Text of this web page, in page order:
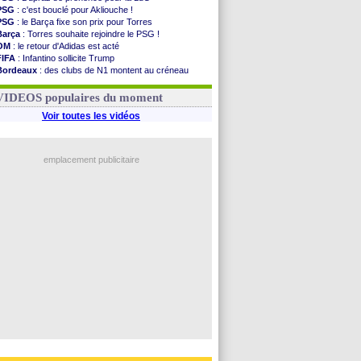
: c'est bouclé pour Akliouche !
: le Barça fixe son prix pour Torres
: Torres souhaite rejoindre le PSG !
: le retour d'Adidas est acté
: Infantino sollicite Trump
: des clubs de N1 montent au créneau
: le démenti de Leipzig pour Diomandé
populaires du moment
Voir toutes les vidéos
emplacement publicitaire